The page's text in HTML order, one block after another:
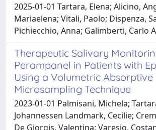
2025-01-01 Tartara, Elena; Alicino,
Mariaelena; Vitali, Paolo; Dispenza,
Pichiecchio, Anna; Galimberti, Carlo
Therapeutic Salivary
Perampanel in Patients with
Using a Volumetric Absorptive
Microsampling Technique
2023-01-01 Palmisani, Michela;
Johannessen Landmark, Cecilie;
De Giorgis, Valentina; Varesio,